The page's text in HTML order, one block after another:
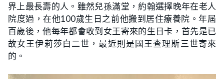
界上最長壽的人。雖然兒孫滿堂，約翰選擇晚年在老人
院度過，在他100歲生日之前他搬到居住療養院。年屆
百歲後，他每年都會收到女王寄來的生日卡，首先是已
故女王伊莉莎白二世，最近則是國王查理斯三世寄來
的。